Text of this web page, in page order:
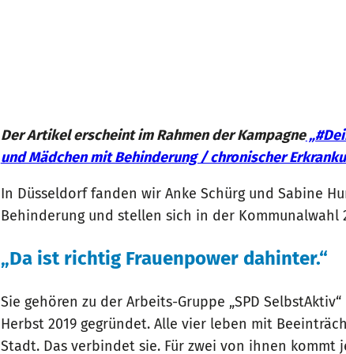
Der Artikel erscheint im Rahmen der Kampagne
und Mädchen mit Behinderung / chronischer
In Düsseldorf fanden wir Anke Schürg und Sabine
Behinderung und stellen sich in der Kommunalwahl
„Da ist richtig Frauenpower dahinter.“
Sie gehören zu der Arbeits-Gruppe „SPD
Herbst 2019 gegründet. Alle vier leben mit
Stadt. Das verbindet sie. Für zwei von ihnen